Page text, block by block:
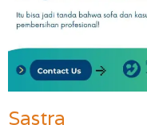
Sastra